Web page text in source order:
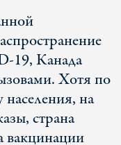
19, Канада
Хотя по
населения, на
страна
вакцинации